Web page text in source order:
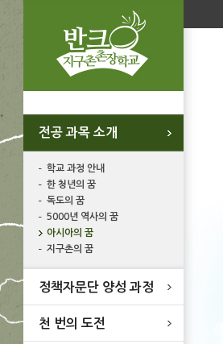
전공 과목 소개
학교 과정 안내
한 청년의 꿈
독도의 꿈
5000년 역사의 꿈
아시아의 꿈
지구촌의 꿈
정책자문단 양성 과정
천 번의 도전